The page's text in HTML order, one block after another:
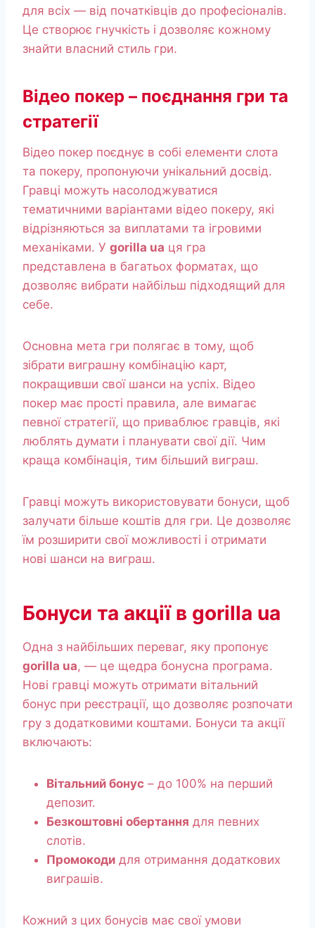
для всіх — від початківців до професіоналів.
Це створює гнучкість і дозволяє кожному
знайти власний стиль гри.
Відео покер – поєднання гри та
стратегії
Відео покер поєднує в собі елементи слота
та покеру, пропонуючи унікальний досвід.
Гравці можуть насолоджуватися
тематичними варіантами відео покеру, які
відрізняються за виплатами та ігровими
механіками. У gorilla ua ця гра
представлена в багатьох форматах, що
дозволяє вибрати найбільш підходящий для
себе.
Основна мета гри полягає в тому, щоб
зібрати виграшну комбінацію карт,
покращивши свої шанси на успіх. Відео
покер має прості правила, але вимагає
певної стратегії, що приваблює гравців, які
люблять думати і планувати свої дії. Чим
краща комбінація, тим більший виграш.
Гравці можуть використовувати бонуси, щоб
залучати більше коштів для гри. Це дозволяє
їм розширити свої можливості і отримати
нові шанси на виграш.
Бонуси та акції в gorilla ua
Одна з найбільших переваг, яку пропонує
gorilla ua, — це щедра бонусна програма.
Нові гравці можуть отримати вітальний
бонус при реєстрації, що дозволяє розпочати
гру з додатковими коштами. Бонуси та акції
включають:
Вітальний бонус – до 100% на перший
депозит.
Безкоштовні обертання для певних
слотів.
Промокоди для отримання додаткових
виграшів.
Кожний з цих бонусів має свої умови